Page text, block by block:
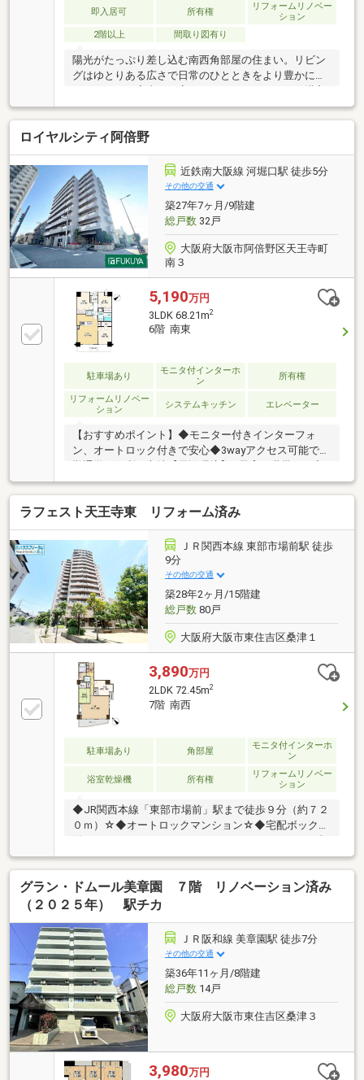
即入居可 所有権
リフォームリノベー
ション
2階以上
間取り図有り
陽光がたっぷり差し込む南西角部屋の住まい。リビン
グはゆとりある広さで日常のひとときをより豊かにし
後すぐに快適な新生活をスタートできます。暮らしや
すさと快適さを両立したお部屋です。
ロイヤルシティ阿倍野
近鉄南大阪線 河堀口駅 徒歩5分
その他の交通
築27年7ヶ月/9階建
総戸数32戸
大阪府大阪市阿倍野区天王寺町
南３
5,190万円
3LDK 68.21m2
6階 南東
駐車場あり
モニタ付インターホ
ン
所有権
リフォームリノベー
ション
システムキッチン エレベーター
【おすすめポイント】◆モニター付きインターフォ
ン、オートロック付きで安心◆3wayアクセス可能で通
心の環境－・大阪市立高松小学校 約350ｍ・大阪市
立文の里中学校 約700ｍ―ちょっとしたお買い物に便
利―・サンディ天王寺町店 約120ｍ・デイリーカナー
トイズミヤ桑津店 約350ｍ・ファミリーマート桑津
一丁目店 約480ｍ・スギ薬局林寺店 約500ｍ
ラフェスト天王寺東 リフォーム済み
ＪＲ関西本線 東部市場前駅 徒歩
9分
その他の交通
築28年2ヶ月/15階建
総戸数80戸
大阪府大阪市東住吉区桑津１
3,890万円
2LDK 72.45m2
7階 南西
駐車場あり 角部屋
モニタ付インターホ
ン
浴室乾燥機 所有権
リフォームリノベー
ション
◆JR関西本線「東部市場前」駅まで徒歩９分（約７２
０ｍ）☆◆オートロックマンション☆◆宅配ボックス
住吉区・八尾市全域の物件情報取り扱い可能！■ハウ
スフリーダムは【東証スタンダード上場企業】です
☆■物件多数揃えております！是非店頭へお越し下さ
い♪■頭金０円のフルローンが可能です♪■お客様のライ
動産購入や住宅ローンについてお気軽にお問合せ下さ
い♪■ご来店の際は、店舗横に駐車スペース４台分ござ
います♪■東住吉区・八尾市の【中古マンション】なら
ハウスフリーダム八尾店 +o☆*.+o
グラン・ドムール美章園 ７階 リノベーション済み
（２０２５年） 駅チカ
ＪＲ阪和線 美章園駅 徒歩7分
その他の交通
築36年11ヶ月/8階建
総戸数14戸
大阪府大阪市東住吉区桑津３
3,980万円